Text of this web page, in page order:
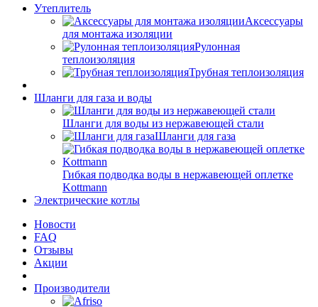
Утеплитель
Аксессуары
для монтажа изоляции
Рулонная
теплоизоляция
Трубная теплоизоляция
Шланги для газа и воды
Шланги для воды из нержавеющей стали
Шланги для газа
Гибкая подводка воды в нержавеющей оплетке
Kottmann
Электрические котлы
Новости
FAQ
Отзывы
Акции
Производители